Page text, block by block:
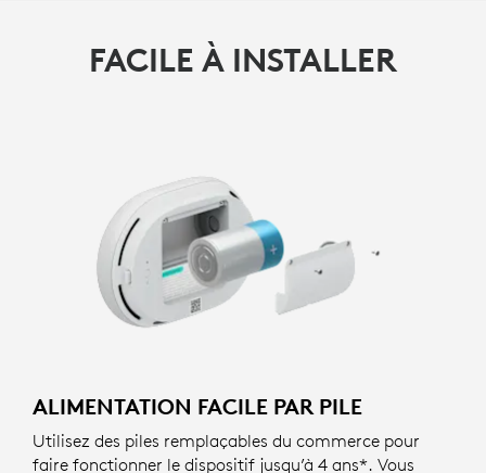
FACILE À INSTALLER
ALIMENTATION FACILE PAR PILE
Utilisez des piles remplaçables du commerce pour
faire fonctionner le dispositif jusqu’à 4 ans*. Vous